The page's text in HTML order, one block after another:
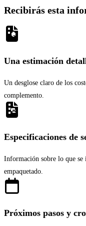
Recibirás esta
Una estimación
Un desglose claro de los
complemento.
Especificaciones de
Información sobre lo que
empaquetado.
Próximos pasos y